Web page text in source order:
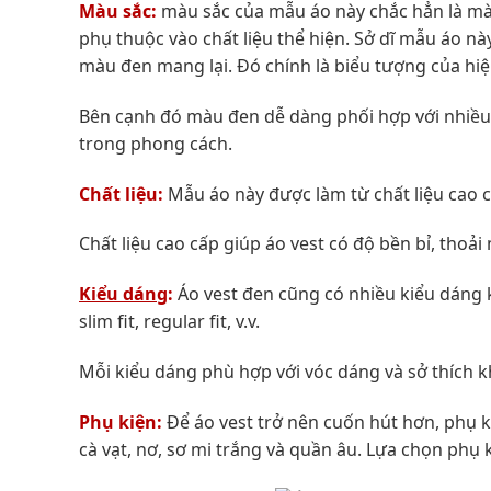
Màu sắc: màu sắc của mẫu áo này chắc hẳn là
phụ thuộc vào chất liệu thể hiện. Sở dĩ mẫu áo
màu đen mang lại. Đó chính là biểu tượng của
Bên cạnh đó màu đen dễ dàng phối hợp với
trong phong cách.
Chất liệu: Mẫu áo này được làm từ chất liệu cao
Chất liệu cao cấp giúp áo vest có độ bền bỉ,
Kiểu dáng: Áo vest đen cũng có nhiều kiểu
slim fit, regular fit, v.v.
Mỗi kiểu dáng phù hợp với vóc dáng và sở thích
Phụ kiện: Để áo vest trở nên cuốn hút hơn, phụ
cà vạt, nơ, sơ mi trắng và quần âu. Lựa chọn